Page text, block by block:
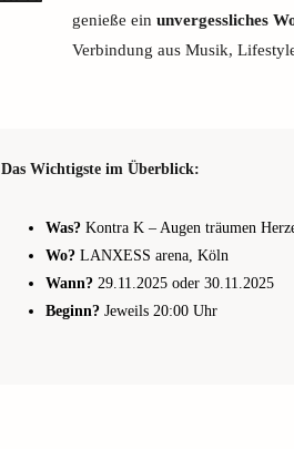
genieße ein unvergessliches
Verbindung aus Musik,
Das Wichtigste im Überblick:
Was? Kontra K – Augen träumen
Wo? LANXESS arena, Köln
Wann? 29.11.2025 oder 30.11.2025
Beginn? Jeweils 20:00 Uhr